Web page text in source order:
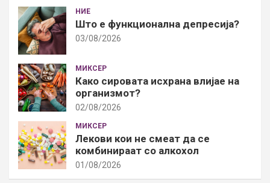
НИЕ
Што е функционална депресија?
03/08/2026
МИКСЕР
Како сировата исхрана влијае на
организмот?
02/08/2026
МИКСЕР
Лекови кои не смеат да се
комбинираат со алкохол
01/08/2026